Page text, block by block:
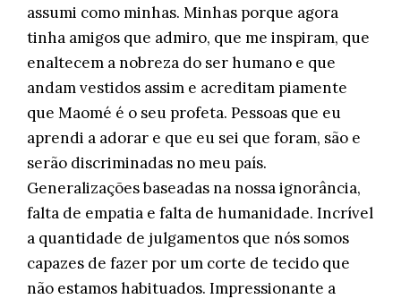
assumi como minhas. Minhas porque agora
tinha amigos que admiro, que me inspiram, que
enaltecem a nobreza do ser humano e que
andam vestidos assim e acreditam piamente
que Maomé é o seu profeta. Pessoas que eu
aprendi a adorar e que eu sei que foram, são e
serão discriminadas no meu país.
Generalizações baseadas na nossa ignorância,
falta de empatia e falta de humanidade. Incrível
a quantidade de julgamentos que nós somos
capazes de fazer por um corte de tecido que
não estamos habituados. Impressionante a